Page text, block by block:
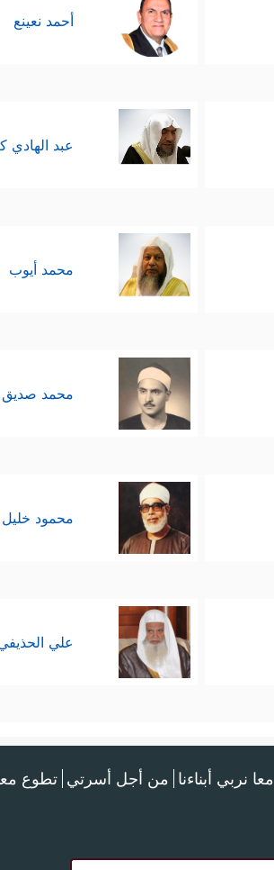
أحمد نعينع
عبد الهادي
محمد أيوب
محمد صديق
محمود
علي
معا نربي أبناءنا من أجل أسرتي تطوع